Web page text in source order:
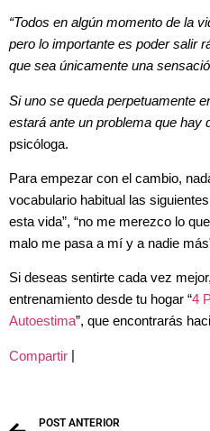
“Todos en algún momento de la
pero lo importante es poder salir
que sea únicamente una
Si uno se queda perpetuamente
estará ante un problema que hay
psicóloga.
Para empezar con el cambio,
vocabulario habitual las
esta vida”, “no me merezco lo
malo me pasa a mí y a nadie
Si deseas sentirte cada vez
entrenamiento desde tu hogar “4
Autoestima”, que encontrarás
Compartir |
POST ANTERIOR